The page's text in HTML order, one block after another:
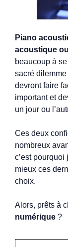
Piano
acoustique
beaucoup à
sacré
devront faire
important et
un jour ou
Ces deux
nombreux
c’est
mieux ces
choix.
Alors, prêts à
numérique ?